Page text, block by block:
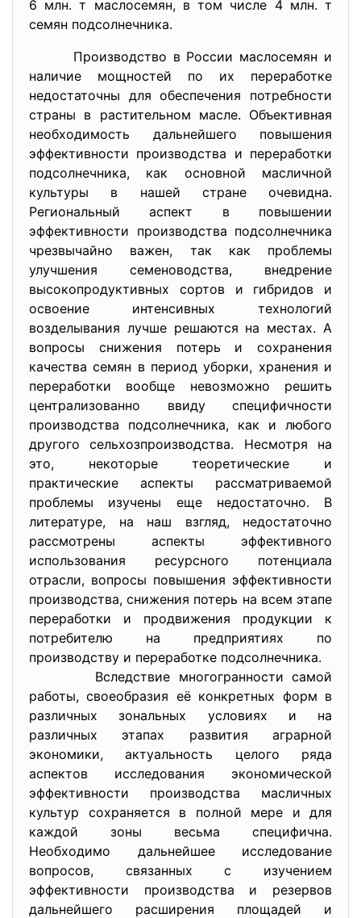
6 млн. т маслосемян, в том числе 4 млн. т
семян подсолнечника.
Производство в России маслосемян и
наличие мощностей по их переработке
недостаточны для обеспечения потребности
страны в растительном масле. Объективная
необходимость дальнейшего повышения
эффективности производства и переработки
подсолнечника, как основной масличной
культуры в нашей стране очевидна.
Региональный аспект в повышении
эффективности производства подсолнечника
чрезвычайно важен, так как проблемы
улучшения семеноводства, внедрение
высокопродуктивных сортов и гибридов и
освоение интенсивных технологий
возделывания лучше решаются на местах. А
вопросы снижения потерь и сохранения
качества семян в период уборки, хранения и
переработки вообще невозможно решить
централизованно ввиду специфичности
производства подсолнечника, как и любого
другого сельхозпроизводства. Несмотря на
это, некоторые теоретические и
практические аспекты рассматриваемой
проблемы изучены еще недостаточно. В
литературе, на наш взгляд, недостаточно
рассмотрены аспекты эффективного
использования ресурсного потенциала
отрасли, вопросы повышения эффективности
производства, снижения потерь на всем этапе
переработки и продвижения продукции к
потребителю на предприятиях по
производству и переработке подсолнечника.
Вследствие многогранности самой
работы, своеобразия её конкретных форм в
различных зональных условиях и на
различных этапах развития аграрной
экономики, актуальность целого ряда
аспектов исследования экономической
эффективности производства масличных
культур сохраняется в полной мере и для
каждой зоны весьма специфична.
Необходимо дальнейшее исследование
вопросов, связанных с изучением
эффективности производства и резервов
дальнейшего расширения площадей и